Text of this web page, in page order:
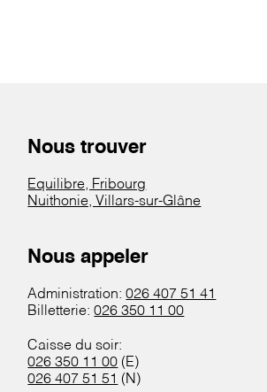
Nous trouver
Equilibre, Fribourg
Nuithonie, Villars-sur-Glâne
Nous appeler
Administration:026 407 51 41
Billetterie:026 350 11 00
Caisse du soir:
026 350 11 00 (E)
026 407 51 51 (N)